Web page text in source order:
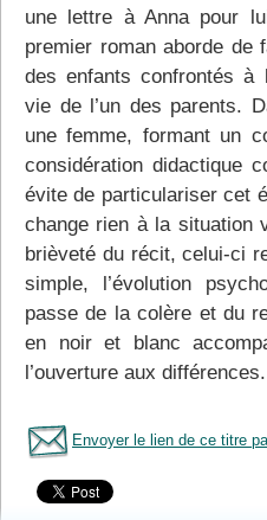
une lettre à Anna pour
premier roman aborde de
des enfants confrontés à
vie de l’un des parents.
une femme, formant un
considération didactique
évite de particulariser cet
change rien à la situation
brièveté du récit, celui-ci
simple, l’évolution
passe de la colère et du
en noir et blanc
l’ouverture aux différences.
Envoyer le lien de ce titre